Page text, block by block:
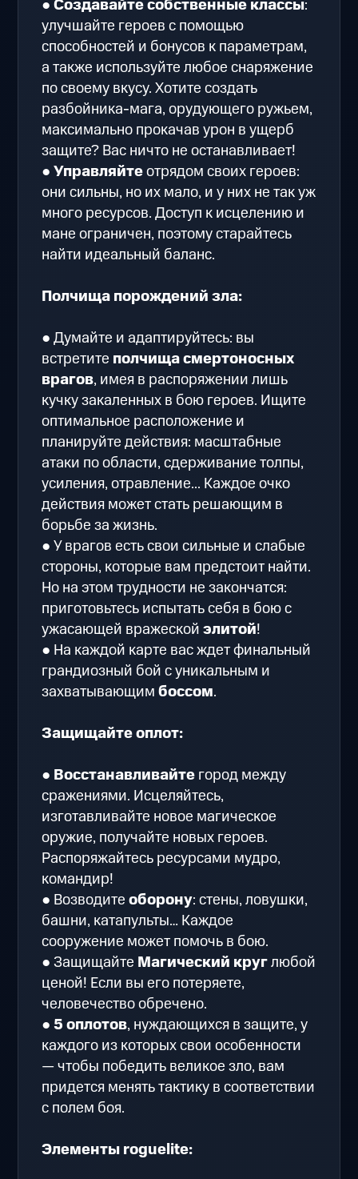
●Создавайте собственные классы:
улучшайте героев с помощью
способностей и бонусов к параметрам,
а также используйте любое снаряжение
по своему вкусу. Хотите создать
разбойника-мага, орудующего ружьем,
максимально прокачав урон в ущерб
защите? Вас ничто не останавливает!
●Управляйтеотрядом своих героев:
они сильны, но их мало, и у них не так уж
много ресурсов. Доступ к исцелению и
мане ограничен, поэтому старайтесь
найти идеальный баланс.
Полчища порождений зла:
● Думайте и адаптируйтесь: вы
встретите полчища смертоносных
врагов, имея в распоряжении лишь
кучку закаленных в бою героев. Ищите
оптимальное расположение и
планируйте действия: масштабные
атаки по области, сдерживание толпы,
усиления, отравление... Каждое очко
действия может стать решающим в
борьбе за жизнь.
● У врагов есть свои сильные и слабые
стороны, которые вам предстоит найти.
Но на этом трудности не закончатся:
приготовьтесь испытать себя в бою с
ужасающей вражескойэлитой!
● На каждой карте вас ждет финальный
грандиозный бой с уникальным и
захватывающимбоссом.
Защищайте оплот:
● Восстанавливайтегород между
сражениями. Исцеляйтесь,
изготавливайте новое магическое
оружие, получайте новых героев.
Распоряжайтесь ресурсами мудро,
командир!
● Возводитеоборону: стены, ловушки,
башни, катапульты… Каждое
сооружение может помочь в бою.
● Защищайте Магический круглюбой
ценой! Если вы его потеряете,
человечество обречено.
●5 оплотов, нуждающихся в защите, у
каждого из которых свои особенности
— чтобы победить великое зло, вам
придется менять тактику в соответствии
с полем боя.
Элементы roguelite: